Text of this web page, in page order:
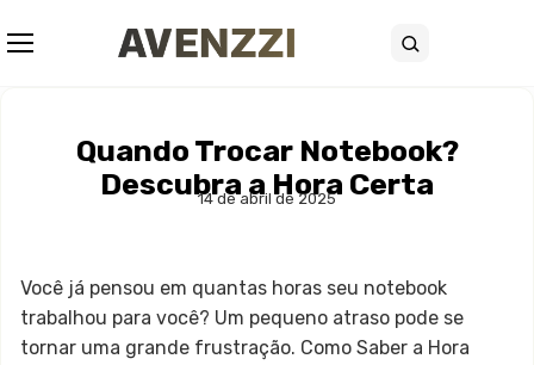
Buscar
Quando Trocar Notebook?
Descubra a Hora Certa
14 de abril de 2025
Você já pensou em quantas horas seu notebook
trabalhou para você? Um pequeno atraso pode se
tornar uma grande frustração. Como Saber a Hora